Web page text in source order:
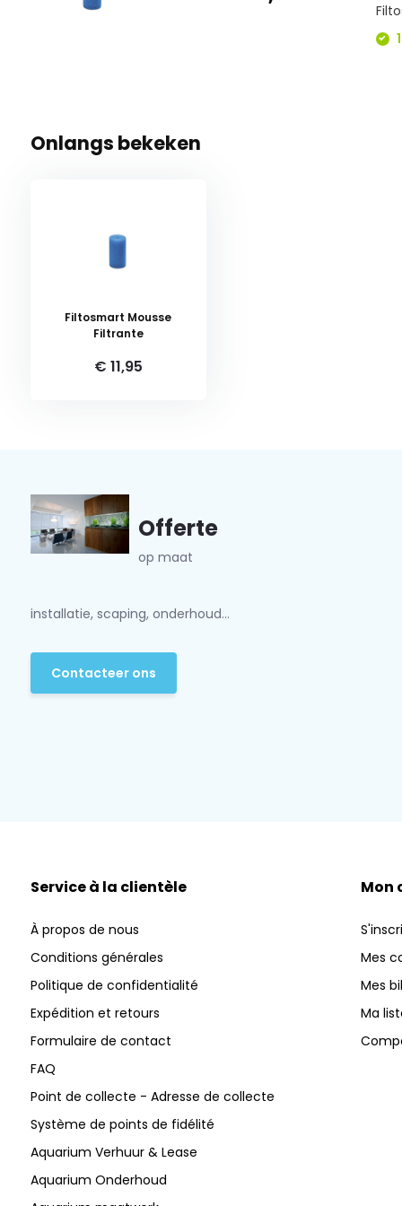
Onlangs bekeken
Filtosmart Mousse
Filtrante
€ 11,95
Offerte
op maat
installatie, scaping, onderhoud...
Contacteer ons
Service à la clientèle
À propos de nous
Conditions générales
Politique de confidentialité
Expédition et retours
Formulaire de contact
FAQ
Point de collecte - Adresse de collecte
Système de points de fidélité
Aquarium Verhuur & Lease
Aquarium Onderhoud
Mon
Mes
Mes
Ma